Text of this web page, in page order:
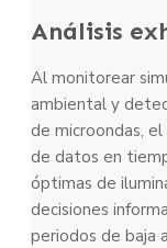
Análisis
Al monitorear
ambiental y
de microondas, el
de datos en
óptimas de
decisiones
periodos de baja